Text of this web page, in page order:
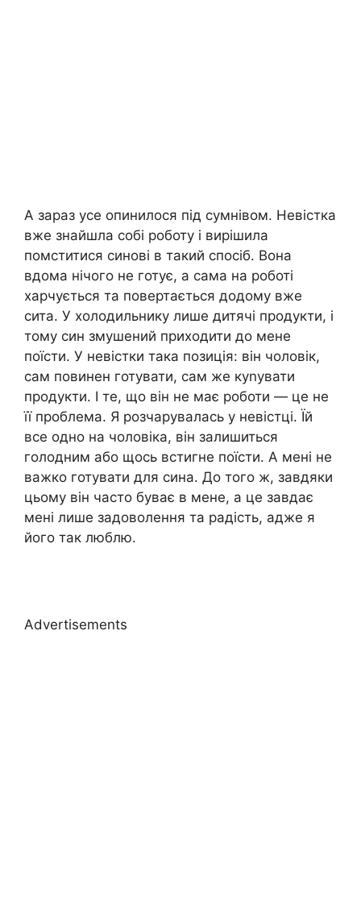
А зараз усе опинилося під сумнівом. Невістка
вже знайшла собі роботу і вирішила
помститися синові в такий спосіб. Вона
вдома нічого не готує, а сама на роботі
харчується та повертається додому вже
сита. У холодильнику лише дитячі продукти, і
тому син змушений приходити до мене
поїсти. У невістки така позиція: він чоловік,
сам повинен готувати, сам же куnувати
продукти. І те, що він не має роботи — це не
її проблема. Я розчарувалась у невістці. Їй
все одно на чоловіка, він залишиться
голодним або щось встигне поїсти. А мені не
важко готувати для сина. До того ж, завдяки
цьому він часто буває в мене, а це завдає
мені лише задоволення та радість, адже я
його так люблю.
Advertisements